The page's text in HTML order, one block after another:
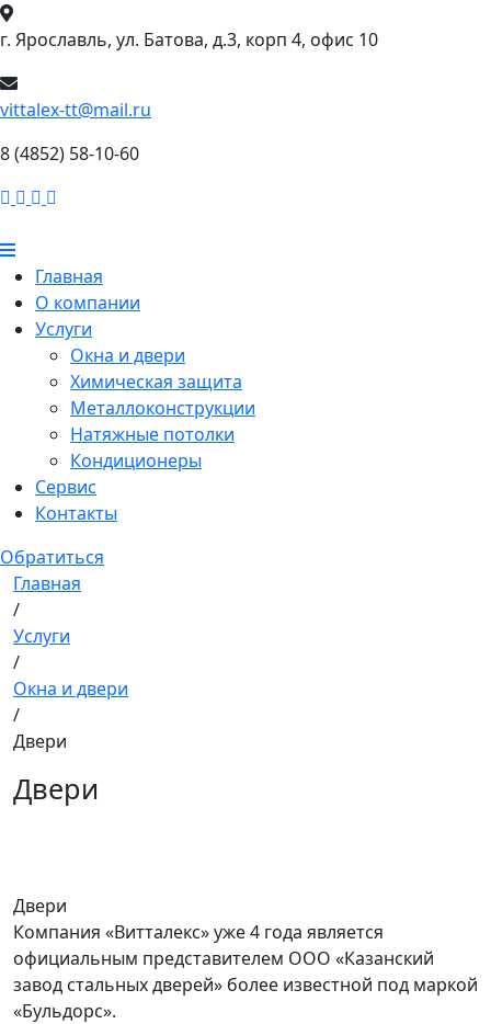
г. Ярославль, ул. Батова, д.3, корп 4, офис 10
vittalex-tt@mail.ru
8 (4852) 58-10-60
Главная
О компании
Услуги
Окна и двери
Химическая защита
Металлоконструкции
Натяжные потолки
Кондиционеры
Сервис
Контакты
Обратиться
Главная
/
Услуги
/
Окна и двери
/
Двери
Двери
Двери
Компания «Витталекс» уже 4 года является
официальным представителем ООО «Казанский
завод стальных дверей» более известной под маркой
«Бульдорс».